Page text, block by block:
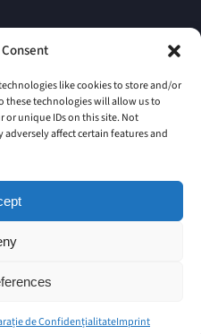
like cookies to store and/or
these technologies will allow us to
or unique IDs on this site. Not
affect certain features and
de ConfidențialitateImprint
Cookie-urile